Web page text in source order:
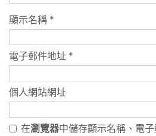
顯示名稱 *
電子郵件地址 *
個人網站網址
在瀏覽器中儲存顯示名稱、電